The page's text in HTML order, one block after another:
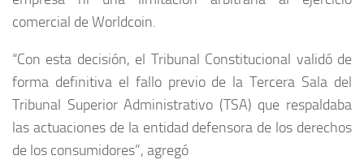
comercial de Worldcoin.
“Con esta decisión, el Tribunal Constitucional validó de
forma definitiva el fallo previo de la Tercera Sala del
Tribunal Superior Administrativo (TSA) que respaldaba
las actuaciones de la entidad defensora de los derechos
de los consumidores”, agregó